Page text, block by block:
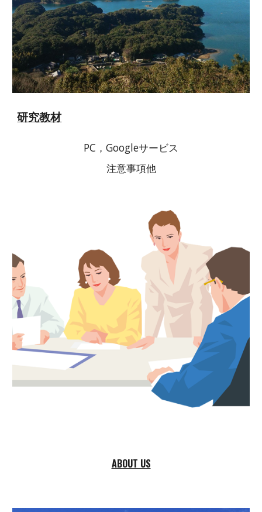
研究教材
PC， Googleサービス
注意事項他
ABOUT US